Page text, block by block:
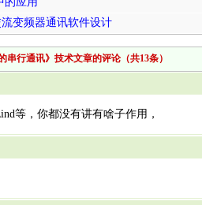
变频器通讯软件设计
行通讯》技术文章的评论（共13条）
等，你都没有讲有啥子作用，